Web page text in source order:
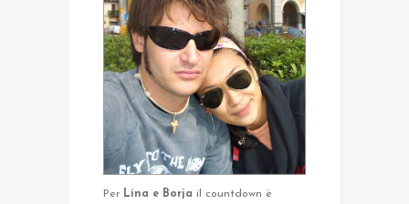
Per Lina e Borja il countdown è